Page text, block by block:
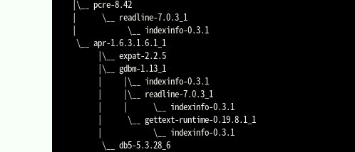
|\
__ pcre-8.42
|
\
__ readline-7.0.3_1
|
\ __ indexinfo-0.3.1
\ __ apr-1.6.3.1.6.1_1
|\ __ expat-2.2.5
|\ __ gdbm-1.13_1
|
|\ __ indexinfo-0.3.1
|
|\ __ readline-7.0.3_1
|
| \ __ indexinfo-0.3.1
|
\ __ gettext-runtime-0.19.8.1_1
|
\ __ indexinfo-0.3.1
\
__ db5-5.3.28_6